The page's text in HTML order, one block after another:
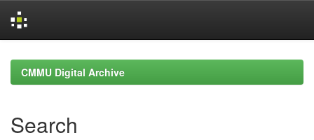
navigationCMMU Digital Archive
Search